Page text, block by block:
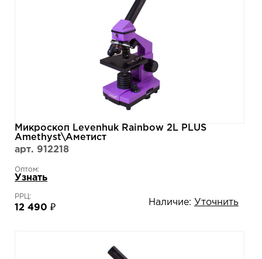
Микроскоп Levenhuk Rainbow 2L PLUS
Amethyst\Аметист
арт. 912218
Оптом:
Узнать
РРЦ:
12 490 ₽
Наличие: Уточнить